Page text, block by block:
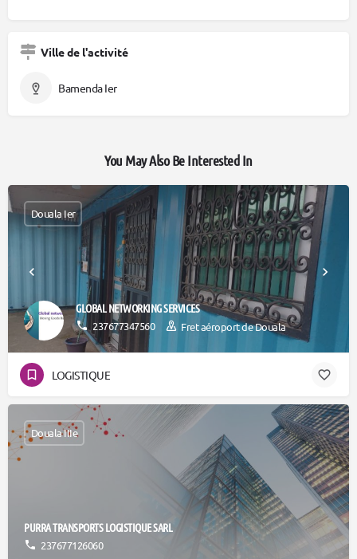
Ville de l'activité
Bamenda Ier
You May Also Be Interested In
GLOBAL NETWORKING SERVICES
237677347560 Fret aéroport de Douala
Douala Ier
LOGISTIQUE
PURRA TRANSPORTS LOGISTIQUE SARL
237677126060
Douala IIIe